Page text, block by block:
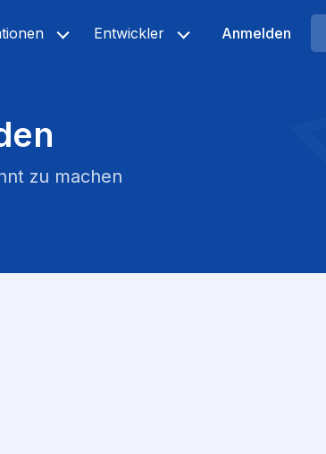
Entwickler Anmelden
zu machen